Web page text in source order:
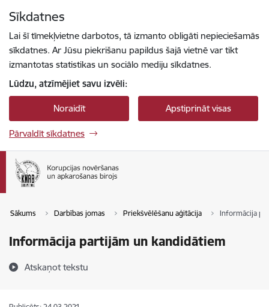
Sīkdatnes
Lai šī tīmekļvietne darbotos, tā izmanto obligāti nepieciešamās
sīkdatnes. Ar Jūsu piekrišanu papildus šajā vietnē var tikt
izmantotas statistikas un sociālo mediju sīkdatnes.
Lūdzu, atzīmējiet savu izvēli:
Noraidīt Apstiprināt visas
Pārvaldīt sīkdatnes
Sākums Darbības jomas Priekšvēlēšanu aģitācija Informācija
Informācija partijām un kandidātiem
Atskaņot tekstu